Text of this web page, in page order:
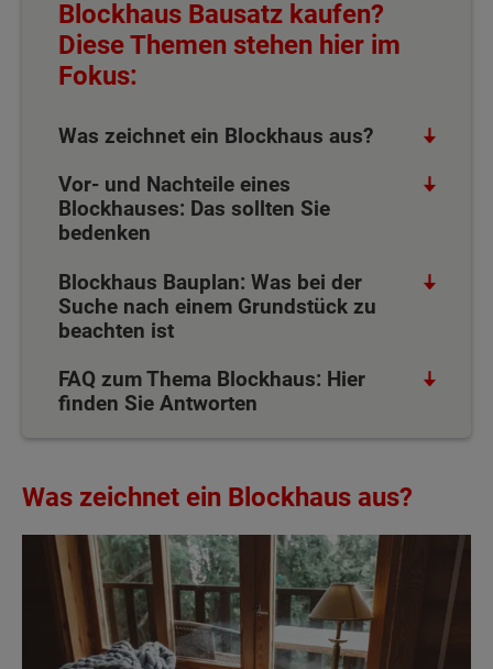
Blockhaus Bausatz kaufen?
Diese Themen stehen hier im
Fokus:
Was zeichnet ein Blockhaus aus?
Vor- und Nachteile eines
Blockhauses: Das sollten Sie
bedenken
Blockhaus Bauplan: Was bei der
Suche nach einem Grundstück zu
beachten ist
FAQ zum Thema Blockhaus: Hier
finden Sie Antworten
Was zeichnet ein Blockhaus aus?